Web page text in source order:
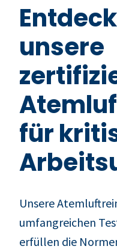
unsere
für
Unsere
umfangreichen
erfüllen die